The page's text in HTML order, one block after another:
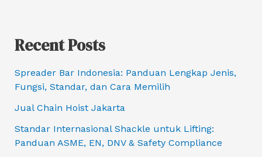
Recent Posts
Spreader Bar Indonesia: Panduan Lengkap Jenis,
Fungsi, Standar, dan Cara Memilih
Jual Chain Hoist Jakarta
Standar Internasional Shackle untuk Lifting:
Panduan ASME, EN, DNV & Safety Compliance